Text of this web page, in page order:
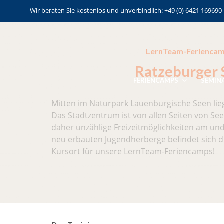
Wir beraten Sie kostenlos und unverbindlich: +49 (0) 6421 169690
LernTeam-
Ratzeburger
Mitten im Naturpark Lauenburgische Seen
Das Stadtzentrum ist von allen Seiten von
daher unzählige Freizeitmöglichkeiten am
neu erbauten Jugendherberge befindet sich
Kursort für unsere LernTeam-Feriencamps!